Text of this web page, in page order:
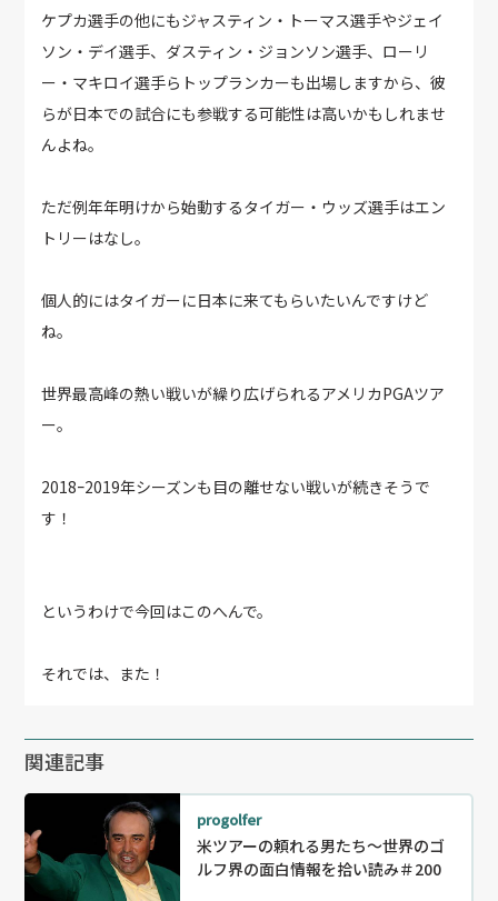
ケプカ選手の他にもジャスティン・トーマス選手やジェイ
ソン・デイ選手、ダスティン・ジョンソン選手、ローリ
ー・マキロイ選手らトップランカーも出場しますから、彼
らが日本での試合にも参戦する可能性は高いかもしれませ
んよね。
ただ例年年明けから始動するタイガー・ウッズ選手はエン
トリーはなし。
個人的にはタイガーに日本に来てもらいたいんですけど
ね。
世界最高峰の熱い戦いが繰り広げられるアメリカPGAツア
ー。
2018ｰ2019年シーズンも目の離せない戦いが続きそうで
す！
というわけで今回はこのへんで。
それでは、また！
関連記事
progolfer
米ツアーの頼れる男たち～世界のゴ
ルフ界の面白情報を拾い読み＃200